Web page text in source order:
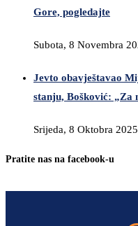
Gore, pogledajte
Subota, 8 Novembra
Jevto obavještavao
stanju, Bošković: „Za
Srijeda, 8 Oktobra
Pratite nas na facebook-u